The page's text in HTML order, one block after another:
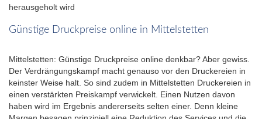
herausgeholt wird
Günstige Druckpreise online in Mittelstetten
Mittelstetten: Günstige Druckpreise online denkbar? Aber gewiss.
Der Verdrängungskampf macht genauso vor den Druckereien in
keinster Weise halt. So sind zudem in Mittelstetten Druckereien in
einen verstärkten Preiskampf verwickelt. Einen Nutzen davon
haben wird im Ergebnis andererseits selten einer. Denn kleine